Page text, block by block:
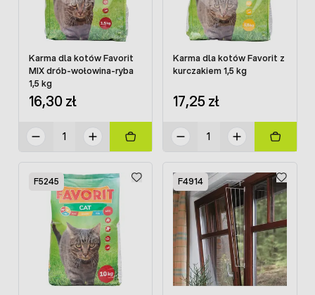
Karma dla kotów Favorit
MIX drób-wołowina-ryba
1,5 kg
16,30 zł
Karma dla kotów Favorit z
kurczakiem 1,5 kg
17,25 zł
F5245 F4914